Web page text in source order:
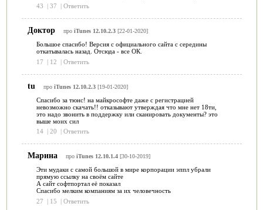
43
| 37 | Ответить
Доктор про iTunes 12.10.2.3[22-01-2020]
Большое спасибо! Версия с официального сайта с середины
откатывалась назад. Отсюда - все ОК.
17
| 12 | Ответить
tu про iTunes 12.10.2.3[19-01-2020]
Спасибо за тюнс! на майкрософте даже с регистрацией
невозможно скачать!! отказывают утверждая что мне нет 18ти,
это надо звонить в поддержку или сканировать документы? это
выше моих сил
14 | 20 | Ответить
Марина про iTunes 12.10.1.4[30-10-2019]
Эти мудаки с самой большой в мире корпорации эппл убрали
прямую ссылку на своём сайте
А сайт софтпортал её показал
Спасибо мелким компаниям за их человечность
27
| 15 | Ответить